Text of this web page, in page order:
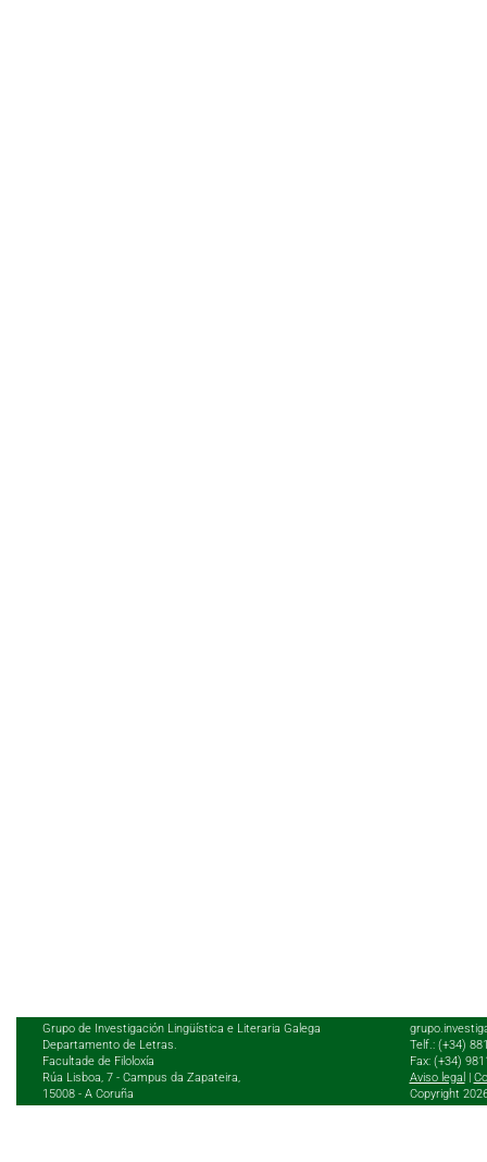
Grupo de Investigación Lingüística e Literaria Galega
Departamento de Letras.
Facultade de Filoloxía
Rúa Lisboa, 7 - Campus da Zapateira,
15008 - A Coruña
Telf.: (+34)
Fax: (+34)
Aviso legal
Copyright